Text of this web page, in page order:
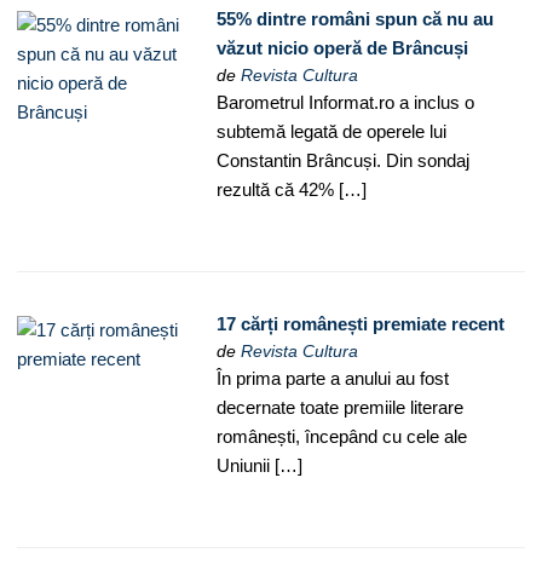
55% dintre români spun că nu au
văzut nicio operă de Brâncuși
deRevista Cultura
Barometrul Informat.ro a inclus o
subtemă legată de operele lui
Constantin Brâncuși. Din sondaj
rezultă că 42% […]
17 cărți românești premiate recent
deRevista Cultura
În prima parte a anului au fost
decernate toate premiile literare
românești, începând cu cele ale
Uniunii […]